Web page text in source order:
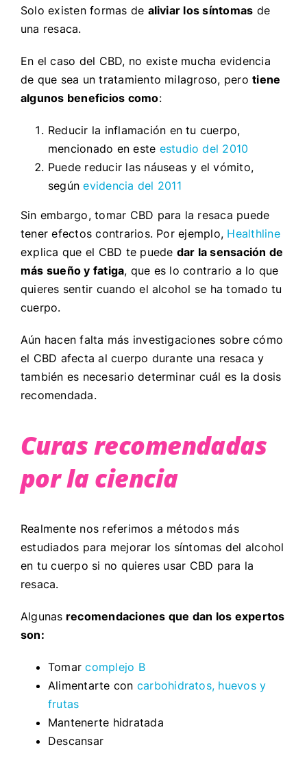
Solo existen formas de aliviar los síntomas de
una resaca.
En el caso del CBD, no existe mucha evidencia
de que sea un tratamiento milagroso, perotiene
algunos beneficios como:
Reducir la inflamación en tu cuerpo,
mencionado en este estudio del 2010
Puede reducir las náuseas y el vómito,
segúnevidencia del 2011
Sin embargo, tomar CBD para la resaca puede
tener efectos contrarios. Por ejemplo, Healthline
explica que el CBD te puede dar la sensación de
más sueño y fatiga, que es lo contrario a lo que
quieres sentir cuando el alcohol se ha tomado tu
cuerpo.
Aún hacen falta más investigaciones sobre cómo
el CBD afecta al cuerpo durante una resaca y
también es necesario determinar cuál es la dosis
recomendada.
Curas recomendadas
por la ciencia
Realmente nos referimos a métodos más
estudiados para mejorar los síntomas del alcohol
en tu cuerpo si no quieres usar CBD para la
resaca.
Algunas recomendaciones que dan los expertos
son:
Tomarcomplejo B
Alimentarte con carbohidratos, huevos y
frutas
Mantenerte hidratada
Descansar